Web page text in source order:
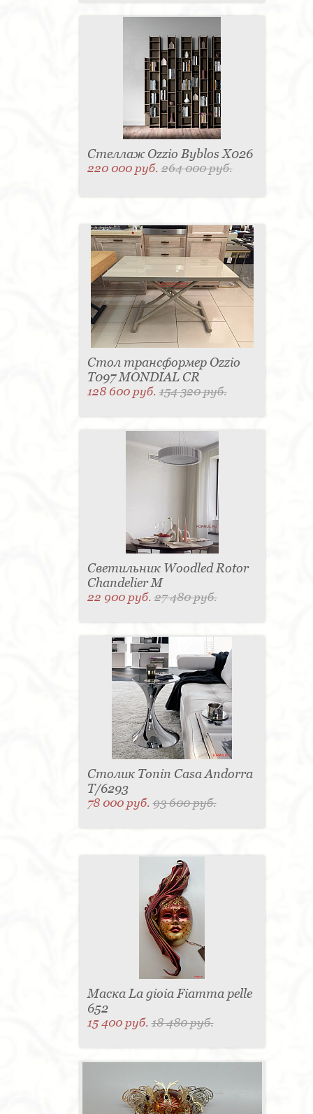
Стеллаж Ozzio Byblos X026
220 000 руб.264 000 руб.
Стол трансформер Ozzio
T097 MONDIAL CR
128 600 руб.154 320 руб.
Светильник Woodled Rotor
Chandelier M
22 900 руб.27 480 руб.
Столик Tonin Casa Andorra
T/6293
78 000 руб.93 600 руб.
Маска La gioia Fiamma pelle
652
15 400 руб.18 480 руб.